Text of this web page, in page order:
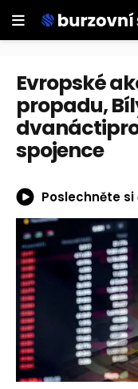
Evropské
propadu,
spojence
Poslechněte